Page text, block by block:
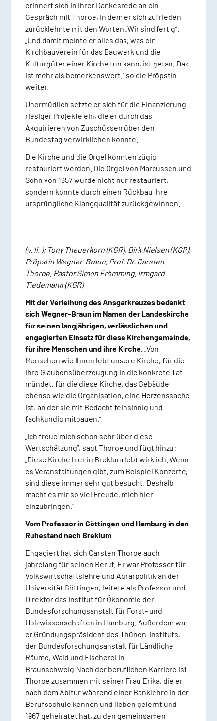
erinnert sich in ihrer Dankesrede an ein
Gespräch mit Thoroe, in dem er sich zufrieden
zurücklehnte mit den Worten „Wir sind fertig“.
„Und damit meinte er alles das, was ein
Kirchbauverein für das Bauwerk und die
Kulturgüter einer Kirche tun kann, ist getan. Das
ist mehr als bemerkenswert.“ so die Pröpstin
weiter.
Unermüdlich setzte er sich für die Finanzierung
riesiger Projekte ein, die er durch das
Akquirieren von Zuschüssen über den
Bundestag verwirklichen konnte.
Die Kirche und die Orgel konnten zügig
restauriert werden. Die Orgel von Marcussen und
Sohn von 1857 wurde nicht nur restauriert,
sondern konnte durch einen Rückbau ihre
ursprüngliche Klangqualität zurückgewinnen.
(v. li. ): Tony Theuerkorn (KGR), Dirk Nielsen (KGR),
Pröpstin Wegner-Braun, Prof. Dr. Carsten
Thoroe, Pastor Simon Frömming, Irmgard
Tiedemann (KGR)
Mit der Verleihung des Ansgarkreuzes bedankt
sich Wegner-Braun im Namen der Landeskirche
für seinen langjährigen, verlässlichen und
engagierten Einsatz für diese Kirchengemeinde,
für ihre Menschen und ihre Kirche.„Von
Menschen wie Ihnen lebt unsere Kirche, für die
ihre Glaubensüberzeugung in die konkrete Tat
mündet, für die diese Kirche, das Gebäude
ebenso wie die Organisation, eine Herzenssache
ist, an der sie mit Bedacht feinsinnig und
fachkundig mitbauen.“
„Ich freue mich schon sehr über diese
Wertschätzung“, sagt Thoroe und fügt hinzu:
„Diese Kirche hier in Breklum lebt wirklich. Wenn
es Veranstaltungen gibt, zum Beispiel Konzerte,
sind diese immer sehr gut besucht. Deshalb
macht es mir so viel Freude, mich hier
einzubringen.“
Vom Professor in Göttingen und Hamburg in den
Ruhestand nach Breklum
Engagiert hat sich Carsten Thoroe auch
jahrelang für seinen Beruf. Er war Professor für
Volkswirtschaftslehre und Agrarpolitik an der
Universität Göttingen, leitete als Professor und
Direktor das Institut für Ökonomie der
Bundesforschungsanstalt für Forst- und
Holzwissenschaften in Hamburg. Außerdem war
er Gründungspräsident des Thünen-Instituts,
der Bundesforschungsanstalt für Ländliche
Räume, Wald und Fischerei in
Braunschweig.Nach der beruflichen Karriere ist
Thoroe zusammen mit seiner Frau Erika, die er
nach dem Abitur während einer Banklehre in der
Berufsschule kennen und lieben gelernt und
1967 geheiratet hat, zu den gemeinsamen